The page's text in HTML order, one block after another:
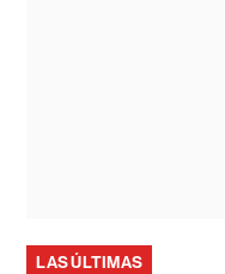
LAS ÚLTIMAS